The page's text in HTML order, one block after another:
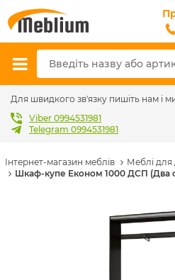
Для швидкого зв'язку пишіть нам і
Viber 0994531981
Telegram 0994531981
Інтернет-магазин меблів
Меблі для
Шкаф-купе Економ 1000 ДСП (Два